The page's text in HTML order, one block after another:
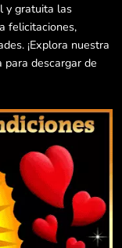
y gratuita las
felicitaciones,
¡Explora nuestra
para descargar de